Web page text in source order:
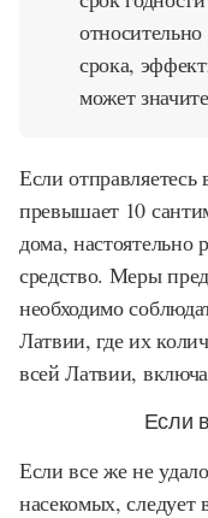
срока,
может
Если отправляетесь
превышает 10
дома, настоятельно
средство. Меры
необходимо
Латвии, где их
всей Латвии,
Если
Если все же не
насекомых, следует